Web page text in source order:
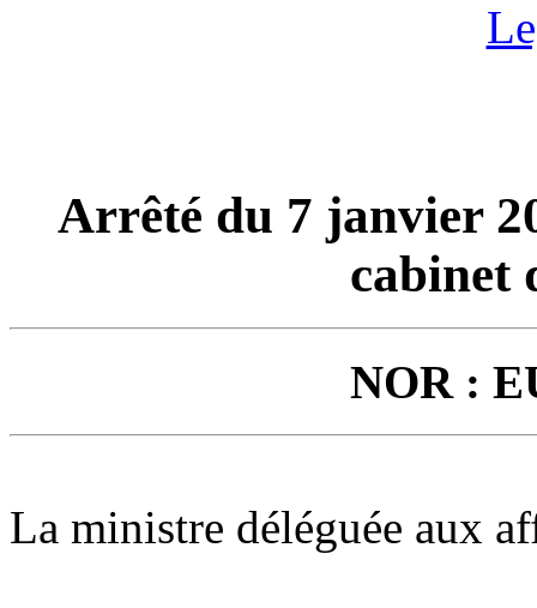
Arrêté du 7 janvier
cabinet
NOR :
La ministre déléguée aux